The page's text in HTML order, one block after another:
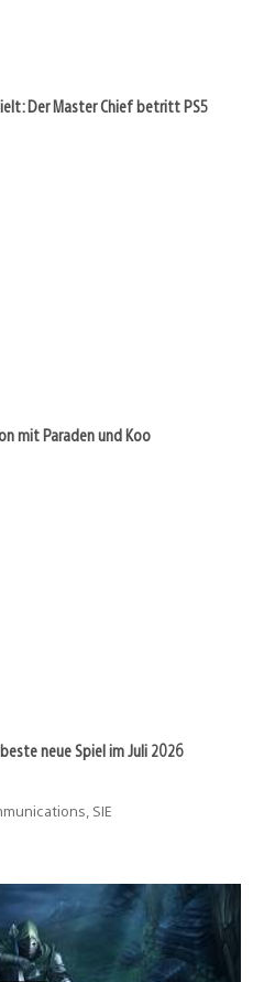
Der Master Chief betritt PS5
mit Paraden und Koo
neue Spiel im Juli 2026
SIE